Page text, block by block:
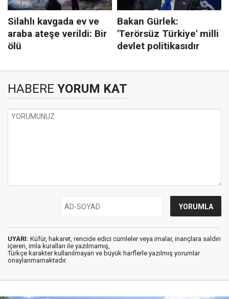
HABERE YORUM KAT
UYARI: Küfür, hakaret, rencide edici cümleler veya imalar, inançlara saldırı
içeren, imla kuralları ile yazılmamış,
Türkçe karakter kullanılmayan ve büyük harflerle yazılmış yorumlar
onaylanmamaktadır.